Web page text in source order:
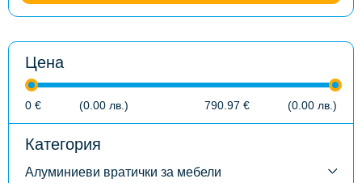
through
14.78 €
лв.)
Цена
0 € (0.00 лв. ) 790.97 € (0.00 лв. )
Категория
Алуминиеви вратички за мебели